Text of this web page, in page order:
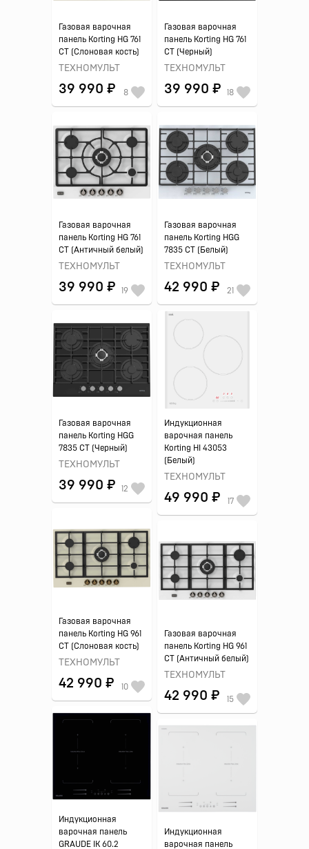
Газовая варочная
панель Korting HG 761
CT (Слоновая кость)
ТЕХНОМУЛЬТ
39 990 ₽ 8
Газовая варочная
панель Korting HG 761
CT (Черный)
ТЕХНОМУЛЬТ
39 990 ₽ 18
Газовая варочная
панель Korting HG 761
CT (Античный белый)
ТЕХНОМУЛЬТ
39 990 ₽ 19
Газовая варочная
панель Korting HGG
7835 CT (Белый)
ТЕХНОМУЛЬТ
42 990 ₽ 21
Газовая варочная
панель Korting HGG
7835 CT (Черный)
ТЕХНОМУЛЬТ
39 990 ₽ 12
Индукционная
варочная панель
Korting HI 43053
(Белый)
ТЕХНОМУЛЬТ
49 990 ₽ 17
Газовая варочная
панель Korting HG 961
CT (Слоновая кость)
ТЕХНОМУЛЬТ
42 990 ₽ 10
Газовая варочная
панель Korting HG 961
CT (Античный белый)
ТЕХНОМУЛЬТ
42 990 ₽ 15
Индукционная
варочная панель
GRAUDE IK 60.2
Индукционная
варочная панель